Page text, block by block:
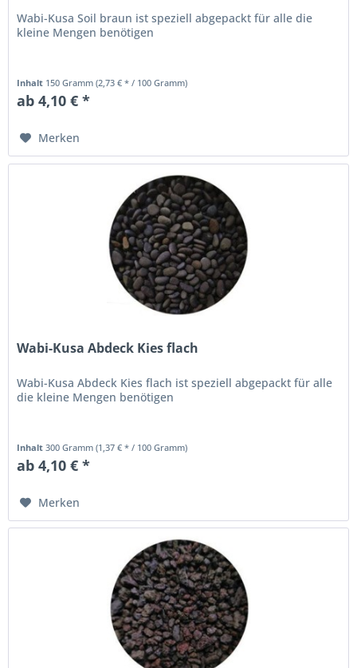
Wabi-Kusa Soil braun ist speziell abgepackt für alle die
kleine Mengen benötigen
Inhalt 150 Gramm(2,73 € * / 100 Gramm)
ab 4,10 € *
Merken
Wabi-Kusa Abdeck Kies flach
Wabi-Kusa Abdeck Kies flach ist speziell abgepackt für alle
die kleine Mengen benötigen
Inhalt300 Gramm(1,37 € * / 100 Gramm)
ab 4,10 € *
Merken